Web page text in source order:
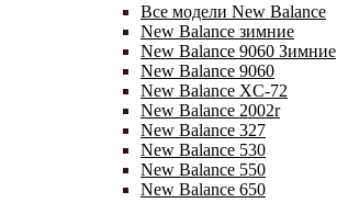
Все модели New Balance
New Balance зимние
New Balance 9060 Зимние
New Balance 9060
New Balance XC-72
New Balance 2002r
New Balance 327
New Balance 530
New Balance 550
New Balance 650